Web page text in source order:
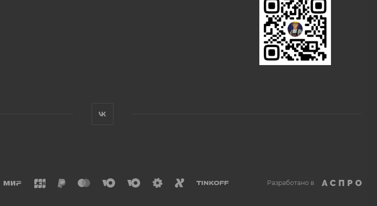
Разработано в